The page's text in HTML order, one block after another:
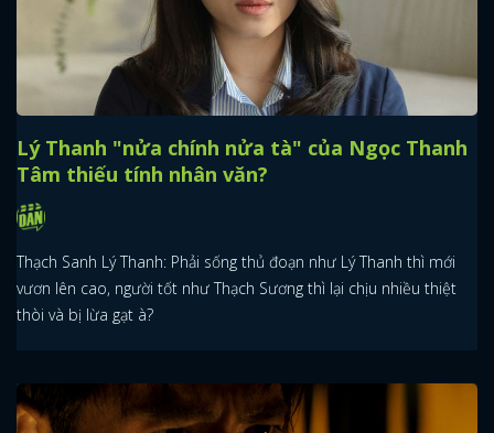
Lý Thanh "nửa chính nửa tà" của Ngọc Thanh
Tâm thiếu tính nhân văn?
Thạch Sanh Lý Thanh: Phải sống thủ đoạn như Lý Thanh thì mới
vươn lên cao, người tốt như Thạch Sương thì lại chịu nhiều thiệt
thòi và bị lừa gạt à?